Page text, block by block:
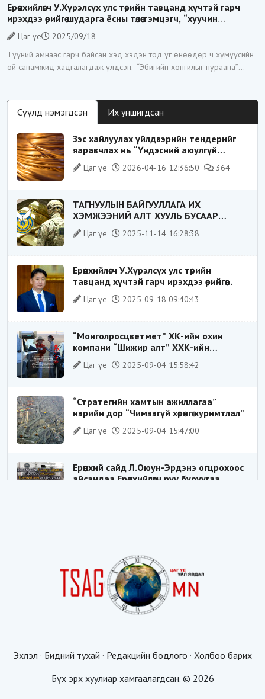
Ерөнхийлөгч У.Хүрэлсүх улс төрийн тавцанд хүчтэй гарч
ирэхдээ өөрийгөө шударга ёсны төлөө тэмцэгч, “хуучин
тогтолцооны хонгилыг нураагч” гэсэн дүрээр ард
түмэнд таниулсан.
Цаг үе
2025/09/18
Түүний амнаас гарч байсан хэд хэдэн тод үг өнөөдөр ч хүмүүсийн
ой санамжид хадгалагдаж үлдсэн. -“Эбигийн хонгилыг нураана”
Сүүлд нэмэгдсэн Их уншигдсан
Зэс хайлуулах үйлдвэрийн тендерийг
яаравчлах нь “Үндэсний аюулгүй
байдал“-д эрсдэлтэй юу?
Цаг үе 2026-04-16 12:36:50 364
ТАГНУУЛЫН БАЙГУУЛЛАГА ИХ
ХЭМЖЭЭНИЙ АЛТ ХУУЛЬ БУСААР
ХИЛЭЭР ГАРГАХ ГЭЖ БАЙСАН
ҮЙЛДЛИЙГ ТАСЛАН ЗОГСООЛОО
Цаг үе 2025-11-14 16:28:38
Ерөнхийлөгч У.Хүрэлсүх улс төрийн
тавцанд хүчтэй гарч ирэхдээ өөрийгөө
шударга ёсны төлөө тэмцэгч, “хуучин
тогтолцооны хонгилыг нураагч” гэсэн
Цаг үе 2025-09-18 09:40:43
“Монголросцветмет” ХК-ийн охин
компани “Шижир алт” ХХК-ийн
Гүйцэтгэх захирлаар ажиллаж байсан
О.Баттөмөрт холбогдох хэрэг хаашаа
Цаг үе 2025-09-04 15:58:42
“Стратегийн хамтын ажиллагаа”
нэрийн дор “Чимээгүй хөрөнгө хуримтлал”
Цаг үе 2025-09-04 15:47:00
Ерөнхий сайд Л.Оюун-Эрдэнэ огцрохоос
айсандаа Ерөнхийлөгч рүү буруугаа
Видёо: ХУУЛЬ ЗӨРЧИН СОНГОГДСОН
ХУУЛЬ ТОГТООГЧ
Таван мянгын будаатай хуургаар
жуулчдыг татахгүй ээ, Д.Батсүх ээ
Эхлэл · Бидний тухай · Редакцийн бодлого · Холбоо барих
Бүх эрх хуулиар хамгаалагдсан. © 2026